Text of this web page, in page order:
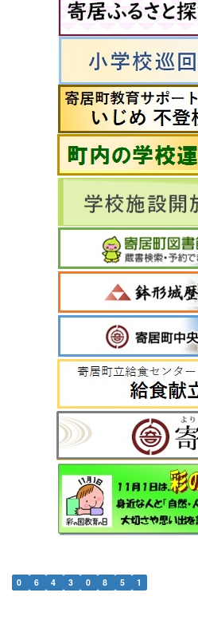
0 6 4 3 0 8 5 1